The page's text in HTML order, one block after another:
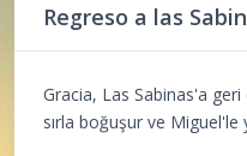
Regreso a las
Gracia, Las Sabinas'a
sırla boğuşur ve